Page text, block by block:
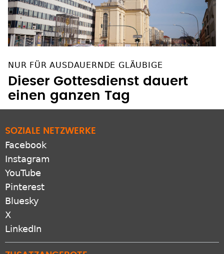
Dieser Gottesdienst dauert
einen ganzen Tag
Facebook
Instagram
YouTube
Pinterest
Bluesky
X
LinkedIn